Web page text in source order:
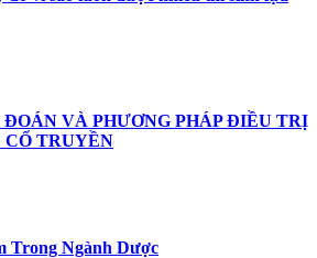
VÀ PHƯƠNG PHÁP ĐIỀU TRỊ
CỔ TRUYỀN
Trong Ngành Dược